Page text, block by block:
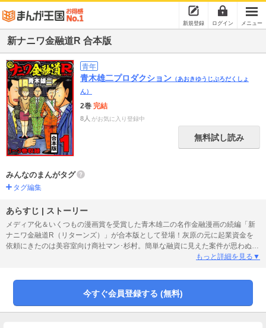
新規登録 ログイン メニュー
新ナニワ金融道R 合本版
青年
青木雄二プロダクション （あおきゆうじぷろだくしょ
ん）
2巻 完結
8人 がお気に入り登録中
無料試し読み
みんなのまんがタグ
タグ編集
あらすじ | ストーリー
メディア化＆いくつもの漫画賞を受賞した青木雄二の名作金融漫画の続編「新
ナニワ金融道R（リターンズ）」が合本版として登場！灰原の元に起業資金を
依頼にきたのは美容室向け商社マン･杉村。簡単な融資に見えた案件が思わぬ方
向に進み、灰原はどんどん事件に巻き込まれていく。次第に追い詰められる灰
もっと詳細を見る▼
今すぐ会員登録する (無料)